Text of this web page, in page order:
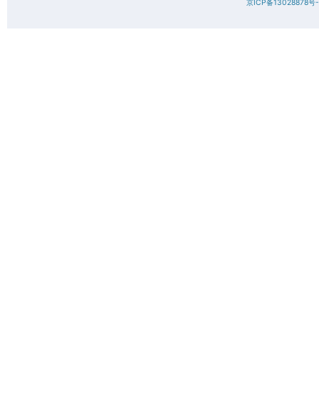
京ICP备13028878号